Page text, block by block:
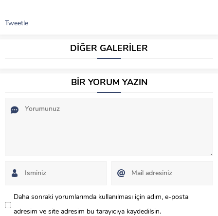
Tweetle
DİĞER GALERİLER
BİR YORUM YAZIN
Daha sonraki yorumlarımda kullanılması için adım, e-posta
adresim ve site adresim bu tarayıcıya kaydedilsin.